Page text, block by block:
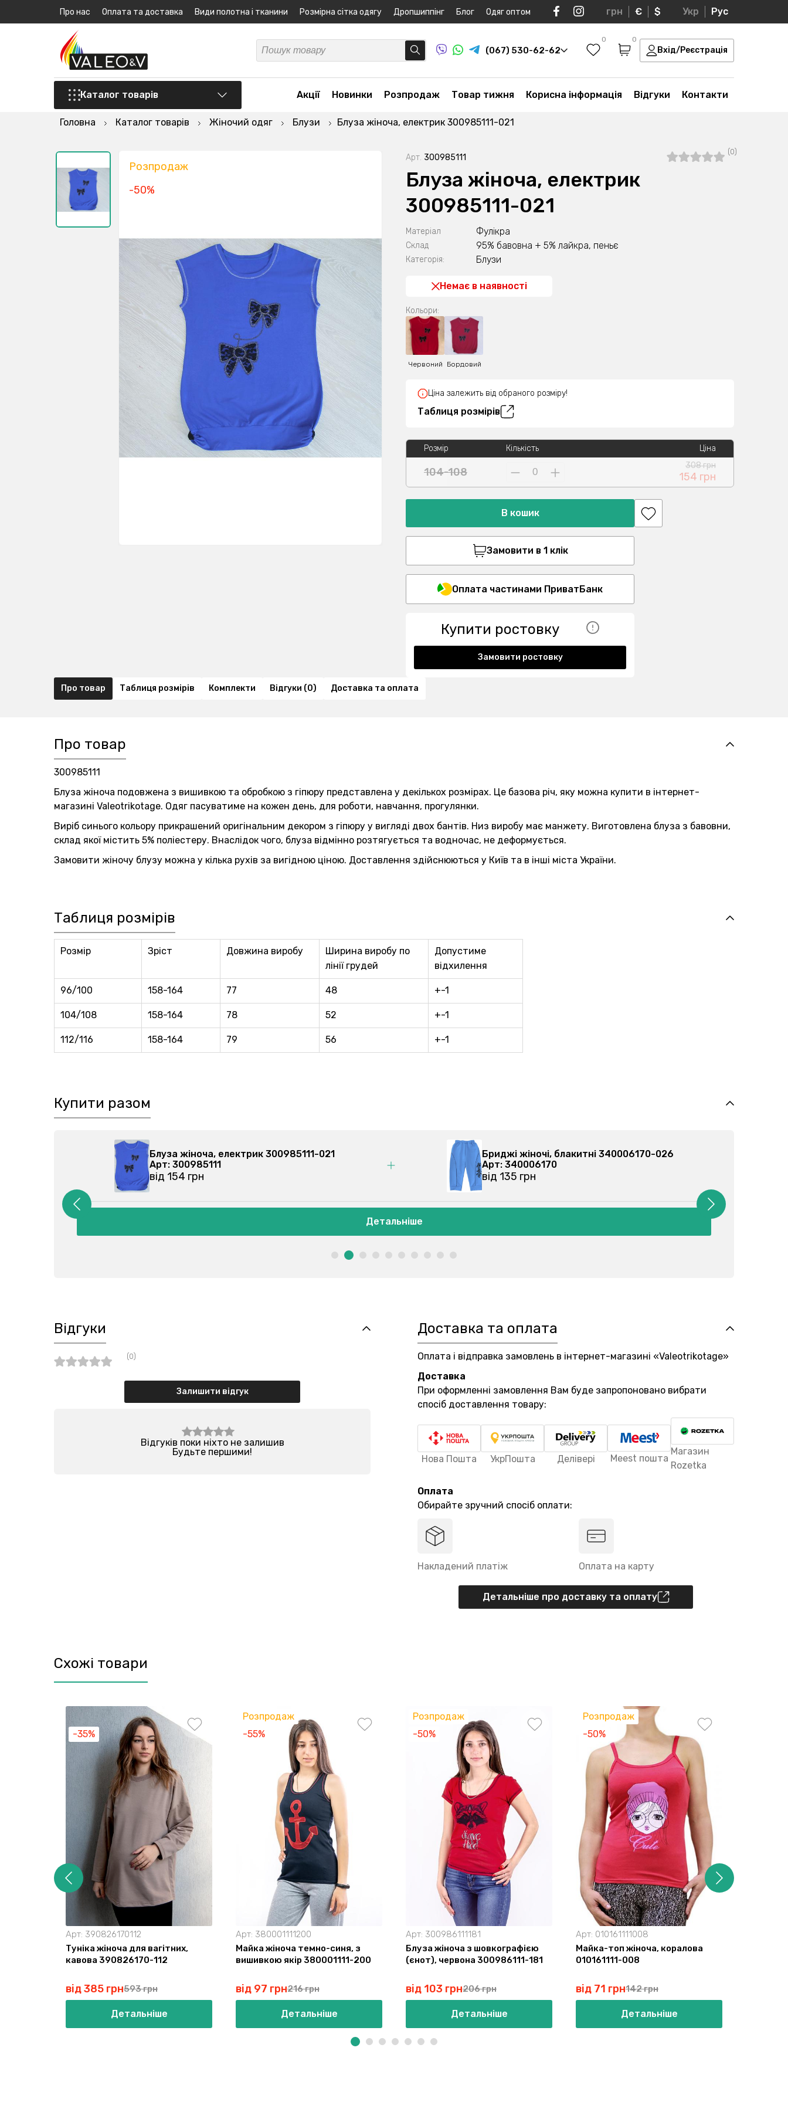
Про нас Оплата та доставка Види полотна і тканини Розмірна сітка одягу Дропшиппінг Блог Одяг оптом грн € $ Укр Рус
(067) 530-62-62
0 0
Вхід/Реєстрація
Каталог товарів Акції Новинки Розпродаж Товар тижня Корисна інформація Відгуки Контакти
Головна Каталог товарів Жіночий одяг Блузи Блуза жіноча, електрик 300985111-021
Розпродаж
-50%
Арт. 300985111
(0)
Блуза жіноча, електрик
300985111-021
Матеріал Фулікра
Склад 95% бавовна + 5% лайкра, пеньє
Категорія: Блузи
Немає в наявності
Кольори:
Червоний Бордовий
Ціна залежить від обраного розміру!
Таблиця розмірів
Розмір
104-108
Кількість
Ціна
308 грн
154 грн
В кошик
Замовити в 1 клік
Оплата частинами ПриватБанк
Купити ростовку
Замовити ростовку
Про товар Таблиця розмірів Комплекти Відгуки (0) Доставка та оплата
Про товар
300985111
Блуза жіноча подовжена з вишивкою та обробкою з гіпюру представлена у декількох розмірах. Це базова річ, яку можна купити в інтернет-
магазині Valeotrikotage. Одяг пасуватиме на кожен день, для роботи, навчання, прогулянки.
Виріб синього кольору прикрашений оригінальним декором з гіпюру у вигляді двох бантів. Низ виробу має манжету. Виготовлена блуза з бавовни,
склад якої містить 5% поліестеру. Внаслідок чого, блуза відмінно розтягується та водночас, не деформується.
Замовити жіночу блузу можна у кілька рухів за вигідною ціною. Доставлення здійснюються у Київ та в інші міста України.
Таблиця розмірів
Розмір Зріст Довжина виробу
Ширина виробу по
лінії грудей
Допустиме
відхилення
96/100 158-164 77 48 +-1
104/108 158-164 78 52 +-1
112/116 158-164 79 56 +-1
Купити разом
Блуза жіноча, електрик 300985111-021
Арт: 300985111
Бриджі жіночі, чорні 340006170-002
Відгуки
(0)
Залишити відгук
Відгуків поки ніхто не залишив
Будьте першими!
Доставка та оплата
Оплата і відправка замовлень в інтернет-магазині «Valeotrikotage»
Доставка
При оформленні замовлення Вам буде запропоновано вибрати
спосіб доставлення товару:
Нова Пошта УкрПошта Делівері Meest пошта
Магазин
Rozetka
Оплата
Обирайте зручний спосіб оплати:
Накладений платіж Оплата на карту
Детальніше про доставку та оплату
Схожі товари
-35%
Арт: 390826170112
Туніка жіноча для вагітних,
кавова 390826170-112
від 385 грн593 грн
Детальніше
Розпродаж
-55%
Арт: 380001111200
Майка жіноча темно-синя, з
вишивкою якір 380001111-200
від 97 грн216 грн
Детальніше
Розпродаж
-50%
Арт: 300986111181
Блуза жіноча з шовкографією
(єнот), червона 300986111-181
від 103 грн206 грн
Детальніше
Розпродаж
-50%
Арт: 010161111008
Майка-топ жіноча, коралова
010161111-008
від 71 грн142 грн
Детальніше